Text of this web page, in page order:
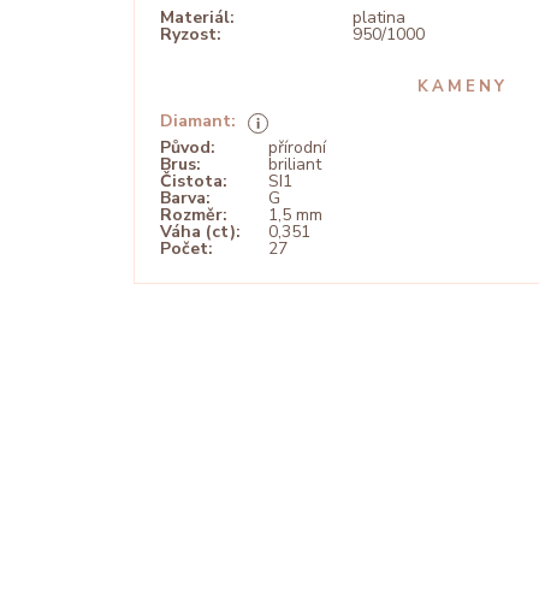
Materiál: platina
Ryzost: 950/1000
KAMENY
Diamant:
Původ:
přírodní
Brus: briliant
Čistota: SI1
Barva: G
Rozměr: 1,5 mm
Váha (ct): 0,351
Počet: 27